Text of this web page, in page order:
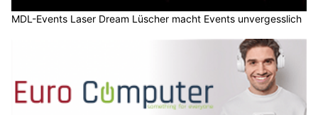
MDL-Events Laser Dream Lüscher macht Events unvergesslich